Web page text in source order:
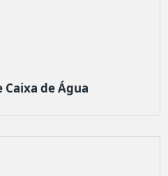
Caixa de Água